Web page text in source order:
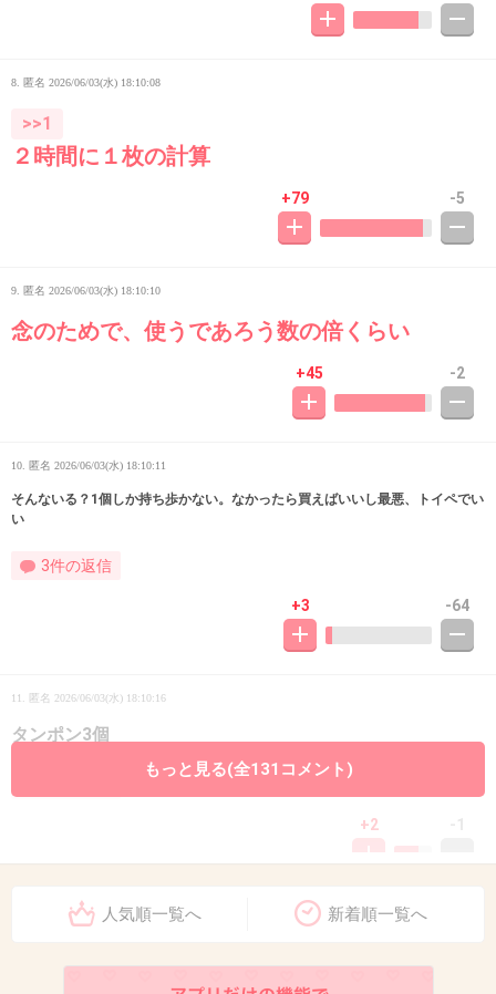
8. 匿名 2026/06/03(水) 18:10:08
>>1
２時間に１枚の計算
+79 -5
9. 匿名 2026/06/03(水) 18:10:10
念のためで、使うであろう数の倍くらい
+45 -2
10. 匿名 2026/06/03(水) 18:10:11
そんないる？1個しか持ち歩かない。なかったら買えばいいし最悪、トイペでい
い
3件の返信
+3 -64
11. 匿名 2026/06/03(水) 18:10:16
タンポン3個
+2
2026/06/03(水) 18:10:46
もっと見る(全131コメント)
人気順一覧へ 新着順一覧へ